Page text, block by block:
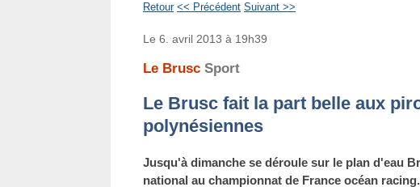
Retour << Précédent Suivant >>
Le 6. avril 2013 à 19h39
Le Brusc Sport
Le Brusc fait la part belle aux
polynésiennes
Jusqu'à dimanche se déroule sur le plan d'eau
national au championnat de France océan